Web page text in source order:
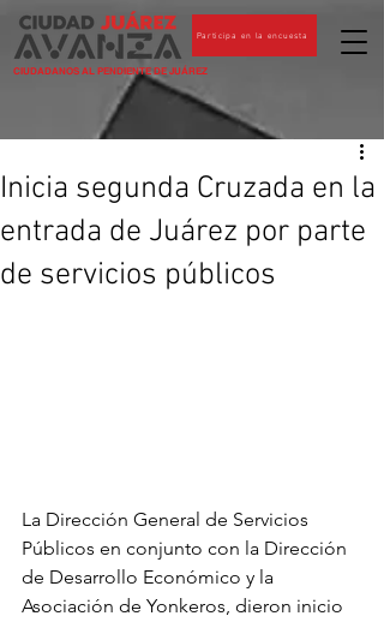
CIUDADANOS AL PENDIENTE DE JUÁREZ
Participa en la encuesta
Inicia segunda Cruzada en la
entrada de Juárez por parte
de servicios públicos
La Dirección General de Servicios
Públicos en conjunto con la Dirección
de Desarrollo Económico y la
Asociación de Yonkeros, dieron inicio